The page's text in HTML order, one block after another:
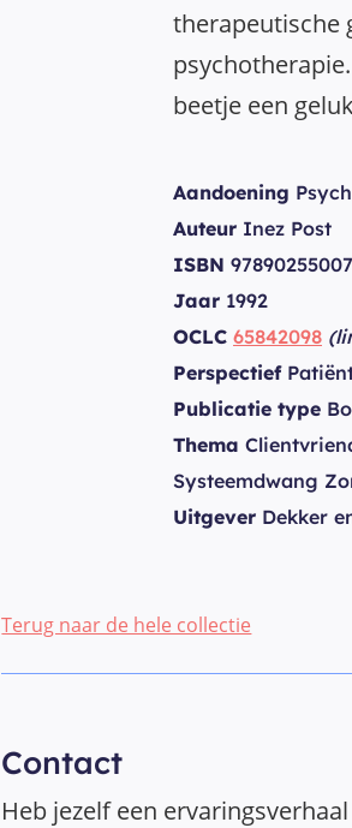
therapeutische
beetje een
Aandoening
Auteur Inez Post
ISBN
Jaar 1992
OCLC 65842098
Perspectief
Publicatie type
Thema
Systeemdwang
Uitgever Dekker
Terug naar de hele collectie
Contact
Heb jezelf een